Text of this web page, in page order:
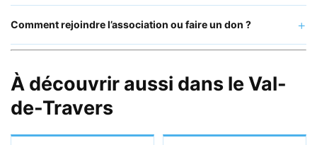
Comment rejoindre l’association ou faire un don ?
À découvrir aussi dans le Val-
de-Travers